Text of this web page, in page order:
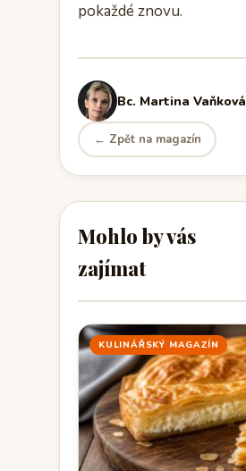
pokaždé znovu.
Bc. Martina Vaňková
← Zpět na magazín
Mohlo by vás
zajímat
KULINÁŘSKÝ MAGAZÍN